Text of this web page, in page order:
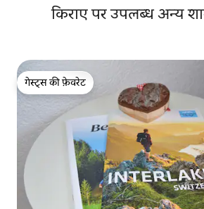
किराए पर उपलब्ध अन्य
गेस्ट्स की फ़ेवरेट
गेस्ट्स की फ़ेवरेट